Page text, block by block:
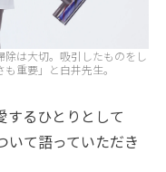
除は大切。吸引したものをし
重要」と白井先生。
るひとりとして
いて語っていただき